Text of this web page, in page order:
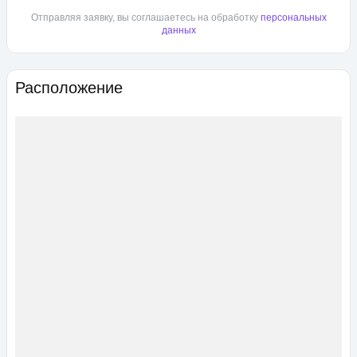
Расположение
Отправляя заявку, вы соглашаетесь на обработку персональных
данных